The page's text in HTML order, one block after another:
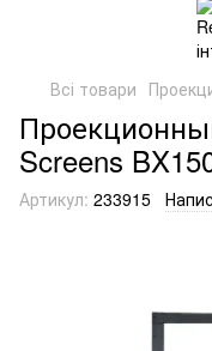
Всі товари
Screens
Артикул: 233915